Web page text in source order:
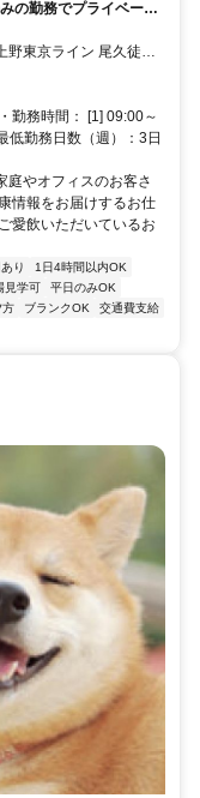
の勤務でプライベート
東京ライン 尾久徒歩
電荒川線 小台徒歩約
勤務時間： [1] 09:00～
低勤務日数（週）：3日
庭やオフィスのお客さ
情報をお届けするお仕
愛飲いただいているお
り
1日4時間以内OK
見学可
平日のみOK
方 ブランクOK
交通費支給